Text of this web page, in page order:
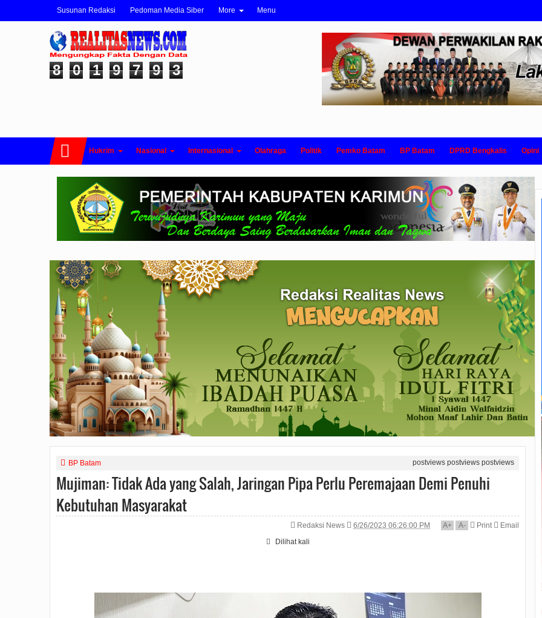
Susunan Redaksi Pedoman Media Siber More Menu
8 0 1 9 7 9 3
Hukrim Nasional Internasional Olahraga Politik Pemko Batam BP Batam DPRD Bengkalis Opini
BP Batam postviewspostviewspostviews
Mujiman: Tidak Ada yang Salah, Jaringan Pipa Perlu Peremajaan Demi Penuhi
Kebutuhan Masyarakat
Redaksi News 6/26/2023 06:26:00 PM A+ A- Print
Email
Dilihat kali